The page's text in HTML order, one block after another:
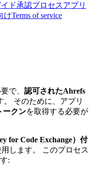
ド承認プロセスアプリ
けTerms of service
で、 認可されたAhrefs
。 そのために、アプリ
ークンを取得する必要が
for Code Exchange）付
用します。 このプロセス
: